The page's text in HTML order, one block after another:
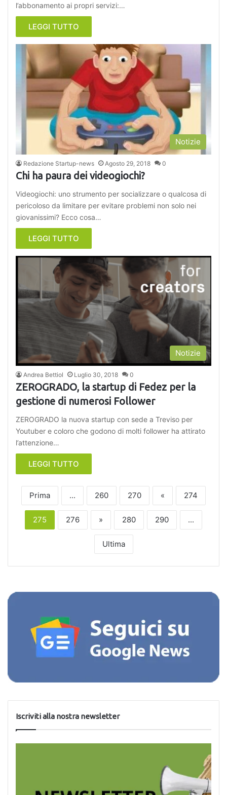
l’abbonamento ai propri servizi:…
LEGGI TUTTO
Notizie
Redazione Startup-news Agosto 29, 2018 0
Chi ha paura dei videogiochi?
Videogiochi: uno strumento per socializzare o qualcosa di
pericoloso da limitare per evitare problemi non solo nei
giovanissimi? Ecco cosa…
LEGGI TUTTO
Notizie
Andrea Bettiol Luglio 30, 2018 0
ZEROGRADO, la startup di Fedez per la
gestione di numerosi Follower
ZEROGRADO la nuova startup con sede a Treviso per
Youtuber e coloro che godono di molti follower ha attirato
l’attenzione…
LEGGI TUTTO
Prima ... 260 270 « 274
275 276 » 280 290 ...
Ultima
Iscriviti alla nostra newsletter